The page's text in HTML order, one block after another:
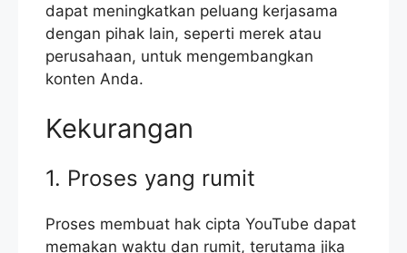
dapat meningkatkan peluang kerjasama
dengan pihak lain, seperti merek atau
perusahaan, untuk mengembangkan
konten Anda.
Kekurangan
1. Proses yang rumit
Proses membuat hak cipta YouTube dapat
memakan waktu dan rumit, terutama jika